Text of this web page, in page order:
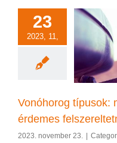
23
2023, 11,
típusok:
felszereltetni?
Vonóhorog típusok:
érdemes
2023. november 23.